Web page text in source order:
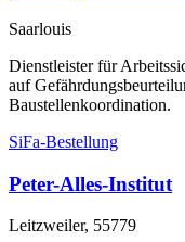
Saarlouis
Dienstleister für
auf
Baustellenkoordination.
SiFa-Bestellung
Peter-Alles-Institut
Leitzweiler, 55779